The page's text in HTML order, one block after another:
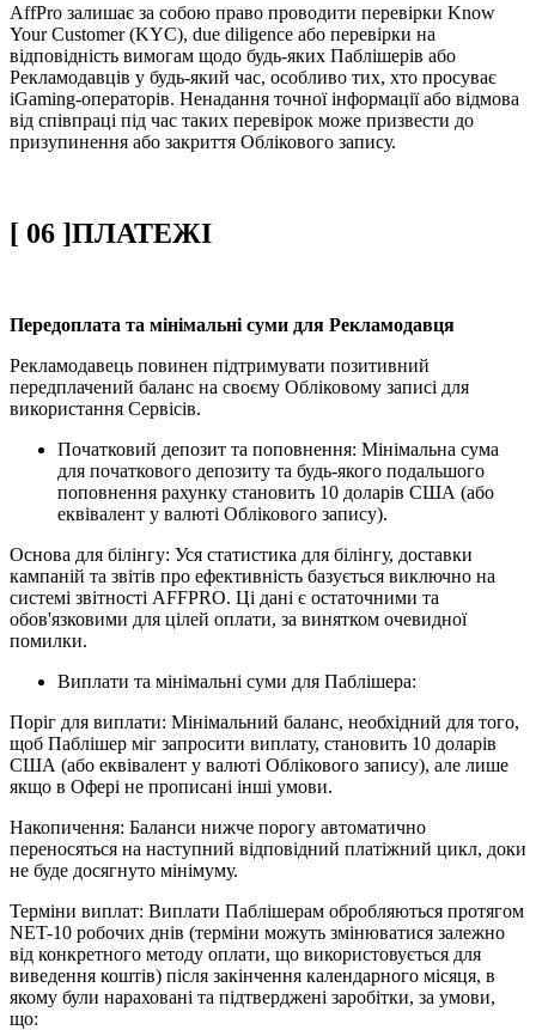
AffPro залишає за собою право проводити перевірки Know
Your Customer (KYC), due diligence або перевірки на
відповідність вимогам щодо будь-яких Паблішерів або
Рекламодавців у будь-який час, особливо тих, хто просуває
iGaming-операторів. Ненадання точної інформації або відмова
від співпраці під час таких перевірок може призвести до
призупинення або закриття Облікового запису.
[ 06 ]ПЛАТЕЖІ
Передоплата та мінімальні суми для Рекламодавця
Рекламодавець повинен підтримувати позитивний
передплачений баланс на своєму Обліковому записі для
використання Сервісів.
Початковий депозит та поповнення: Мінімальна сума
для початкового депозиту та будь-якого подальшого
поповнення рахунку становить 10 доларів США (або
еквівалент у валюті Облікового запису).
Основа для білінгу: Уся статистика для білінгу, доставки
кампаній та звітів про ефективність базується виключно на
системі звітності AFFPRO. Ці дані є остаточними та
обов'язковими для цілей оплати, за винятком очевидної
помилки.
Виплати та мінімальні суми для Паблішера:
Поріг для виплати: Мінімальний баланс, необхідний для того,
щоб Паблішер міг запросити виплату, становить 10 доларів
США (або еквівалент у валюті Облікового запису), але лише
якщо в Офері не прописані інші умови.
Накопичення: Баланси нижче порогу автоматично
переносяться на наступний відповідний платіжний цикл, доки
не буде досягнуто мінімуму.
Терміни виплат: Виплати Паблішерам обробляються протягом
NET-10 робочих днів (терміни можуть змінюватися залежно
від конкретного методу оплати, що використовується для
виведення коштів) після закінчення календарного місяця, в
якому були нараховані та підтверджені заробітки, за умови,
що: